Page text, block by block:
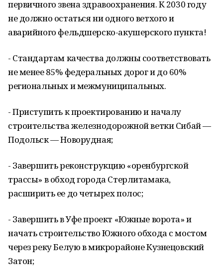
первичного звена здравоохранения. К 2030 году
не должно остаться ни одного ветхого и
аварийного фельдшерско-акушерского пункта!
- Стандартам качества должны соответствовать
не менее 85% федеральных дорог и до 60%
региональных и межмуниципальных.
- Приступить к проектированию и началу
строительства железнодорожной ветки Сибай —
Подольск — Новорудная;
- Завершить реконструкцию «оренбургской
трассы» в обход города Стерлитамака,
расширить ее до четырех полос;
- Завершить в Уфе проект «Южные ворота» и
начать строительство Южного обхода с мостом
через реку Белую в микрорайоне Кузнецовский
Затон;